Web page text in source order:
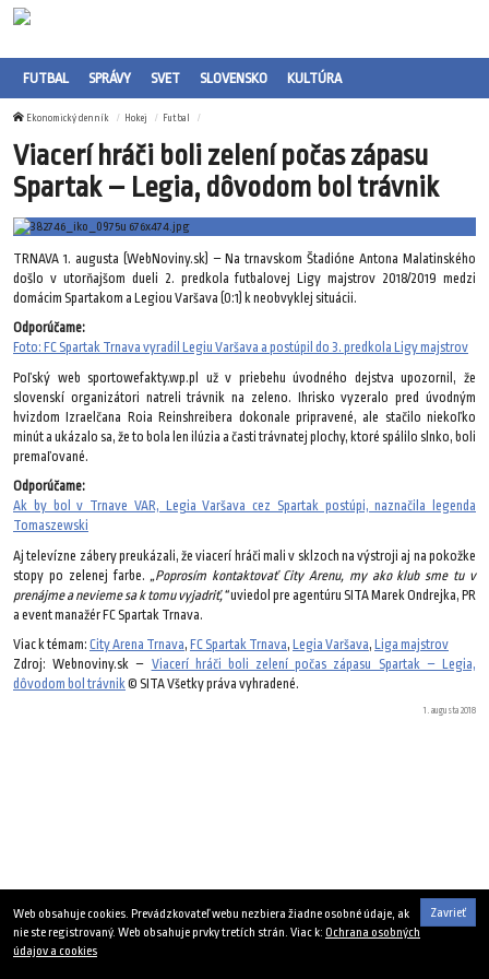
FUTBAL SPRÁVY SVET SLOVENSKO KULTÚRA
Ekonomický denník Hokej Futbal
Viacerí hráči boli zelení počas zápasu
Spartak – Legia, dôvodom bol trávnik
TRNAVA 1. augusta (WebNoviny.sk) – Na trnavskom Štadióne Antona Malatinského
došlo v utorňajšom dueli 2. predkola futbalovej Ligy majstrov 2018/2019 medzi
domácim Spartakom a Legiou Varšava (0:1) k neobvyklej situácii.
Odporúčame:
Foto: FC Spartak Trnava vyradil Legiu Varšava a postúpil do 3. predkola Ligy majstrov
Poľský web sportowefakty.wp.pl už v priebehu úvodného dejstva upozornil, že
slovenskí organizátori natreli trávnik na zeleno. Ihrisko vyzeralo pred úvodným
hvizdom Izraelčana Roia Reinshreibera dokonale pripravené, ale stačilo niekoľko
minút a ukázalo sa, že to bola len ilúzia a časti trávnatej plochy, ktoré spálilo slnko, boli
premaľované.
Odporúčame:
Ak by bol v Trnave VAR, Legia Varšava cez Spartak postúpi, naznačila legenda
Tomaszewski
Aj televízne zábery preukázali, že viacerí hráči mali v sklzoch na výstroji aj na pokožke
stopy po zelenej farbe. „Poprosím kontaktovať City Arenu, my ako klub sme tu v
prenájme a nevieme sa k tomu vyjadriť,“uviedol pre agentúru SITA Marek Ondrejka, PR
a event manažér FC Spartak Trnava.
Viac k témam: City Arena Trnava, FC Spartak Trnava, Legia Varšava, Liga majstrov
Zdroj: Webnoviny.sk – Viacerí hráči boli zelení počas zápasu Spartak – Legia,
dôvodom bol trávnik© SITA Všetky práva vyhradené.
1. augusta 2018
Zavrieť
Web obsahuje cookies. Prevádzkovateľ webu nezbiera žiadne osobné údaje, ak
nie ste registrovaný. Web obsahuje prvky tretích strán. Viac k: Ochrana osobných
údajov a cookies